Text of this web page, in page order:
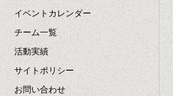
イベントカレンダー
チーム一覧
活動実績
サイトポリシー
お問い合わせ